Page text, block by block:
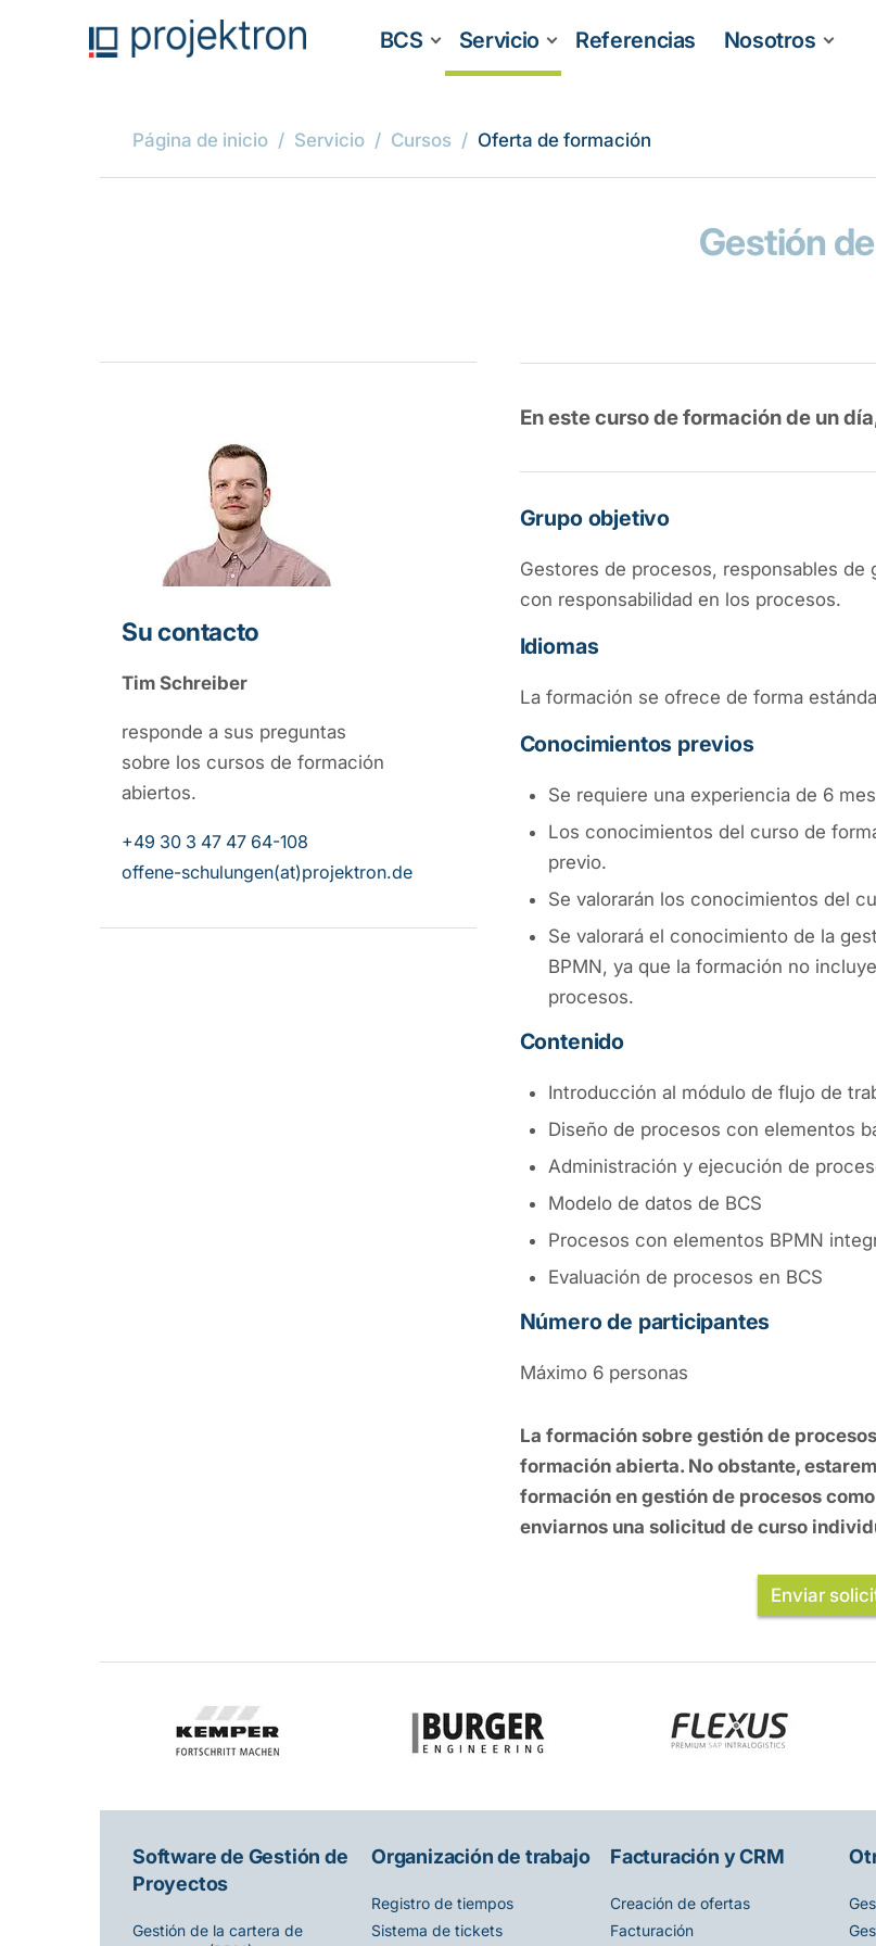
BCS Servicio Referencias Nosotros
Página de inicio Servicio Cursos Oferta de formación
Gestión
En este curso de formación de un
Grupo objetivo
Gestores de procesos, responsables
con responsabilidad en los procesos.
Idiomas
La formación se ofrece de forma
Conocimientos previos
Se requiere una experiencia de 6
Los conocimientos del curso de
previo.
Se valorarán los conocimientos del
Se valorará el conocimiento de la
BPMN, ya que la formación no
procesos.
Contenido
Introducción al módulo de flujo de
Diseño de procesos con elementos
Administración y ejecución de
Modelo de datos de BCS
Procesos con elementos BPMN
Evaluación de procesos en BCS
Número de participantes
Máximo 6 personas
La formación sobre gestión de
formación abierta. No obstante,
formación en gestión de procesos
enviarnos una solicitud de curso
Enviar
Su contacto
Tim Schreiber
responde a sus preguntas
sobre los cursos de formación
abiertos.
+49 30 3 47 47 64-108
offene-schulungen(at)projektron.de
Software de Gestión de
Proyectos
Gestión de la cartera de
Organización de trabajo
Registro de tiempos
Sistema de tickets
Facturación y CRM
Creación de ofertas
Facturación